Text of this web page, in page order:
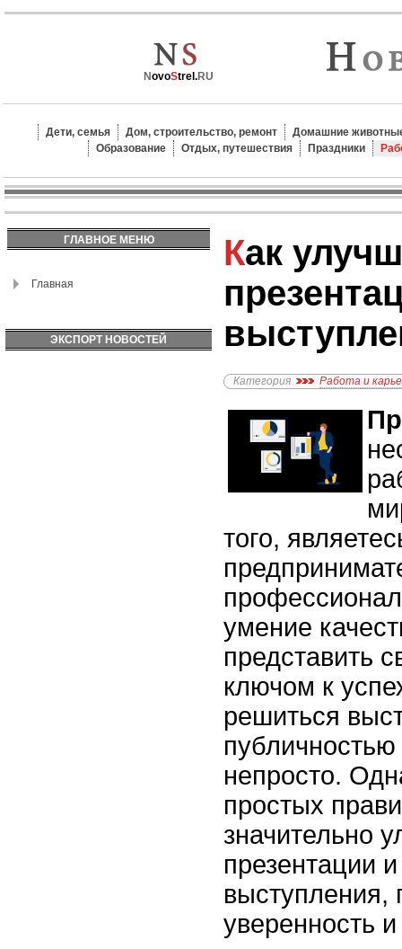
NovoStrel.RU
Дети, семья Дом, строительство, ремонт
Домашние
Образование
Отдых, путешествия Праздники
ГЛАВНОЕ МЕНЮ
Главная
ЭКСПОРТ НОВОСТЕЙ
Как улучшить навыки
Категория Работа и
того,
умение
представить
ключом к
решиться
публичностью
непросто.
простых
значительно
презентации
уверенность